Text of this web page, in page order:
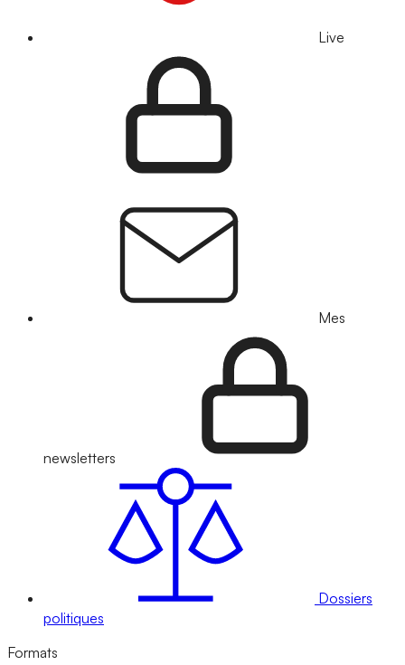
Live
Mes
newsletters
Dossiers
politiques
Formats